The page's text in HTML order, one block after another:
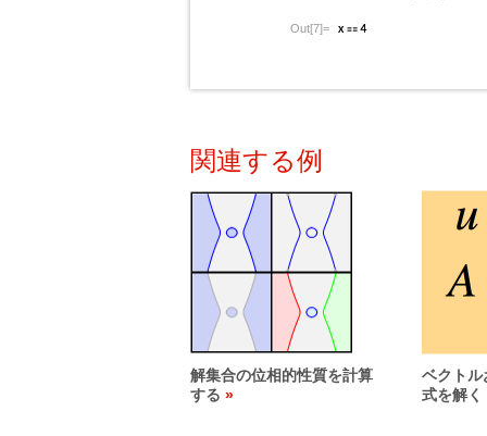
Out[7]=
関連する例
解集合の位相的性質を計算
する
ベクトル
式を解く